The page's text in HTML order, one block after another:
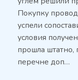
Покупку
успели
условия
прошла штатно,
перечне доп…